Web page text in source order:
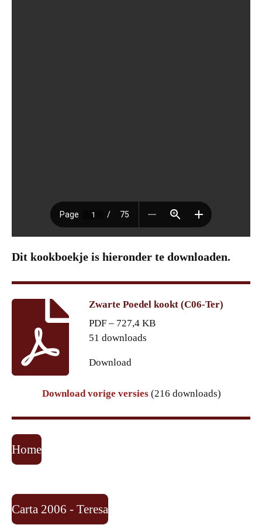
Dit kookboekje is hieronder te downloaden.
Zwarte Poedel kookt (C06-Ter)
PDF – 727,4 KB
51 downloads
Download
Download vorige versies (216 downloads)
Home
Carta 2006 - Teresa